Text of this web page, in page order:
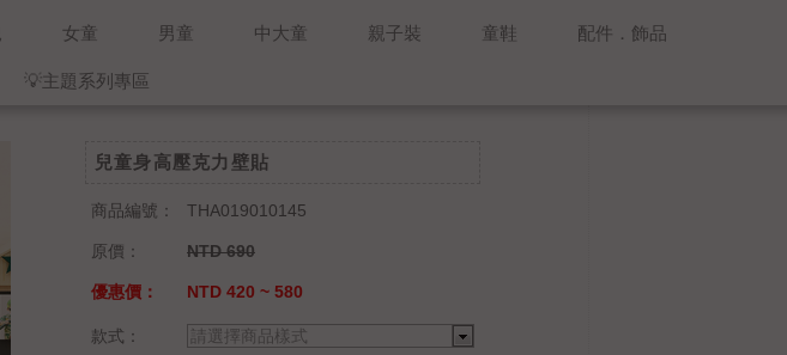
女童 男童 中大童 親子裝 童鞋 配件．飾品
💡主題系列專區
兒童身高壓克力壁貼
商品編號： THA019010145
原價： NTD 690
優惠價： NTD 420 ~ 580
款式： 請選擇商品樣式